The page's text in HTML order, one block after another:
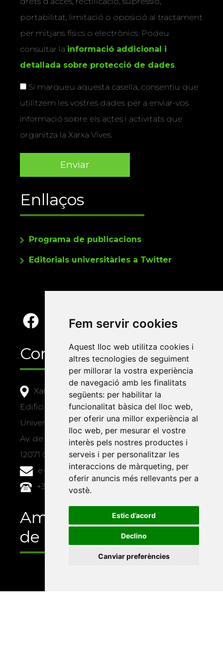
Fem servir cookies
Aquest lloc web utilitza cookies i
altres tecnologies de seguiment
per millorar la vostra experiència
de navegació amb les finalitats
següents: per habilitar la
funcionalitat bàsica del lloc web,
per oferir una millor experiència al
lloc web, per mesurar el vostre
interès pels nostres productes i
serveis i per personalitzar les
interaccions de màrqueting, per
oferir anuncis més rellevants per a
vostè.
Estic d’acord
Declino
Canviar preferències
portabilitat, limitació o oposició al tractament
per mitjans físics o electrònics. Podeu
consultar la informació addicional i
detallada sobre protecció de dades.
Si marqueu aquesta casella, consentiu que
utilitzem les vostres dades per a enviar-vos
informació sobre els actes i activitats que
organitza la Xarxa Vives.
Enllaços
Programa de publicacions
Editorials universitàries a Twitter
Contacte
Xarxa Vives d'Universitats
Edifici Àgora
Universitat Jaume I, local 10
Av. de Vicent Sos Baynat, s/n
12071 Castelló de la Plana
e-buc@vives.org
+34 964 72 89 93
Amb el suport
de